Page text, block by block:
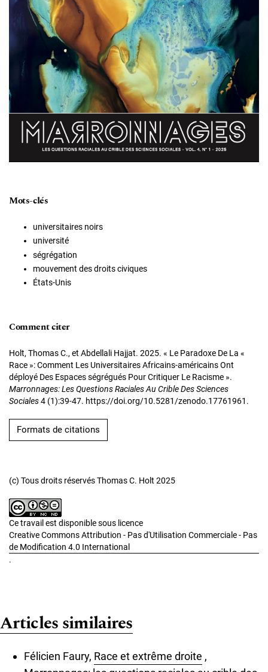
Mots-clés
universitaires noirs
université
ségrégation
mouvement des droits civiques
États-Unis
Comment citer
Holt, Thomas C., et Abdellali Hajjat. 2025. « Le Paradoxe De La «
Race »: Comment Les Universitaires Africains-américains Ont
déployé Des Espaces ségrégués Pour Critiquer Le Racisme ».
Marronnages: Les Questions Raciales Au Crible Des Sciences
Sociales4 (1):39-47. https://doi.org/10.5281/zenodo.17761961.
Formats de citations
(c) Tous droits réservés Thomas C. Holt 2025
Ce travail est disponible sous licence
Creative Commons Attribution - Pas d'Utilisation Commerciale - Pas
de Modification 4.0 International
.
Articles similaires
Félicien Faury, Race et extrême droite ,